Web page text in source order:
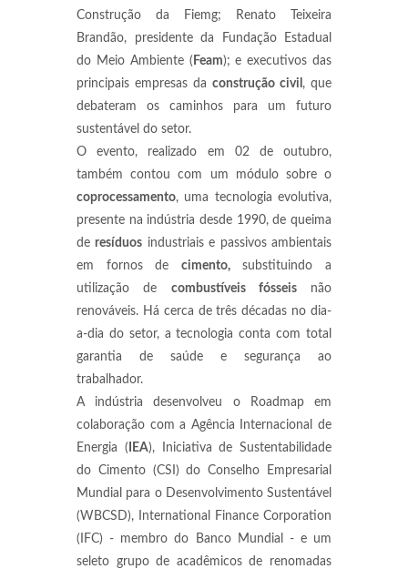
Construção da Fiemg; Renato Teixeira
Brandão, presidente da Fundação Estadual
do Meio Ambiente ( Feam); e executivos das
principais empresas da construção civil , que
debateram os caminhos para um futuro
sustentável do setor.
O evento, realizado em 02 de outubro,
também contou com um módulo sobre o
coprocessamento, uma tecnologia evolutiva,
presente na indústria desde 1990, de queima
deresíduos industriais e passivos ambientais
em fornos de cimento,substituindo a
utilização de combustíveis fósseisnão
renováveis. Há cerca de três décadas no dia-
a-dia do setor, a tecnologia conta com total
garantia de saúde e segurança ao
trabalhador.
A indústria desenvolveu o Roadmap em
colaboração com a Agência Internacional de
Energia ( IEA), Iniciativa de Sustentabilidade
do Cimento (CSI) do Conselho Empresarial
Mundial para o Desenvolvi­mento Sustentável
(WBCSD), International Finance Corporation
(IFC) - membro do Banco Mundial - e um
seleto grupo de acadêmicos de renomadas